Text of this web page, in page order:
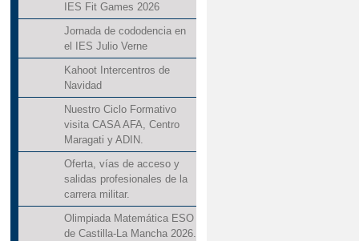
IES Fit Games 2026
Jornada de cododencia en
el IES Julio Verne
Kahoot Intercentros de
Navidad
Nuestro Ciclo Formativo
visita CASA AFA, Centro
Maragati y ADIN.
Oferta, vías de acceso y
salidas profesionales de la
carrera militar.
Olimpiada Matemática ESO
de Castilla-La Mancha 2026.